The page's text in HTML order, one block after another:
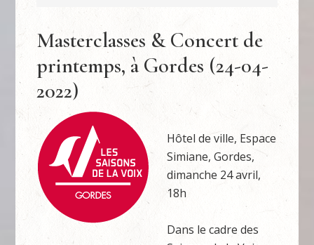
Masterclasses & Concert de
printemps, à Gordes (24-04-
2022)
Hôtel de ville, Espace
Simiane, Gordes,
dimanche 24 avril,
18h
Dans le cadre des